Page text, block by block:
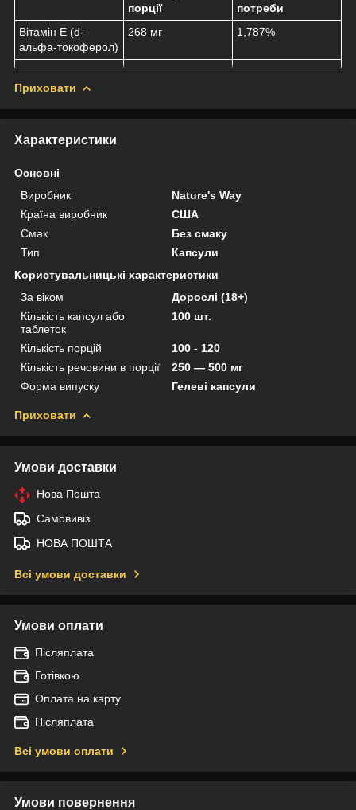
порції
потреби
Вітамін Е (d-
альфа-токоферол)
268 мг 1,787%
Приховати
Характеристики
Основні
Виробник
Nature's Way
Країна виробник
США
Смак
Без смаку
Тип
Капсули
Користувальницькі характеристики
За віком
Дорослі (18+)
Кількість капсул або
таблеток
100 шт.
Кількість порцій
100 - 120
Кількість речовини в порції
250 — 500 мг
Форма випуску
Гелеві капсули
Приховати
Умови доставки
Нова Пошта
Самовивіз
НОВА ПОШТА
Всі умови доставки
Умови оплати
Післяплата
Готівкою
Оплата на карту
Післяплата
Всі умови оплати
Умови повернення